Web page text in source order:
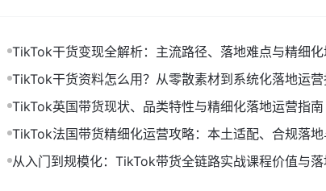
TikTok干货变现全解析：主流路径、落地难点与精细化
打法
TikTok干货资料怎么用？从零散素材到系统化落地运营
TikTok英国带货现状、品类特性与精细化落地运营指南
TikTok法国带货精细化运营攻略：本土适配、合规落地
效起量打法
从入门到规模化：TikTok带货全链路实战课程价值与落